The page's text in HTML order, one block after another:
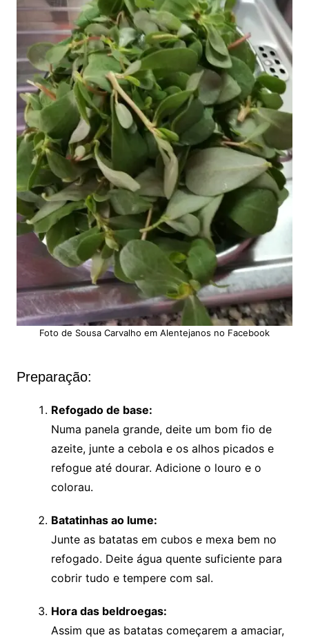
Foto de Sousa Carvalho em Alentejanos no Facebook
Preparação:
Refogado de base:
Numa panela grande, deite um bom fio de
azeite, junte a cebola e os alhos picados e
refogue até dourar. Adicione o louro e o
colorau.
Batatinhas ao lume:
Junte as batatas em cubos e mexa bem no
refogado. Deite água quente suficiente para
cobrir tudo e tempere com sal.
Hora das beldroegas:
Assim que as batatas começarem a amaciar,